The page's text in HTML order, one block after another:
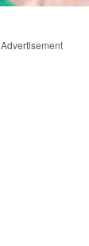
Advertisement